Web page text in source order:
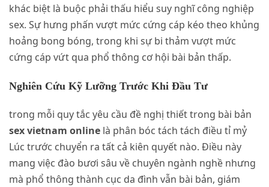
khác biệt là buộc phải thấu hiểu suy nghĩ công nghiệp
sex. Sự hưng phấn vượt mức cứng cáp kéo theo khủng
hoảng bong bóng, trong khi sự bi thảm vượt mức
cứng cáp vứt qua phổ thông cơ hội bài bản thấp.
Nghiên Cứu Kỹ Lưỡng Trước Khi Đầu Tư
trong mỗi quy tắc yêu cầu đề nghị thiết trong bài bản
sex vietnam online là phân bóc tách tách điều tỉ mỷ
Lúc trước chuyển ra tất cả kiên quyết nào. Điều này
mang việc đào bươi sâu về chuyên ngành nghề nhưng
mà phổ thông thành cục da đình vẫn bài bản, giám